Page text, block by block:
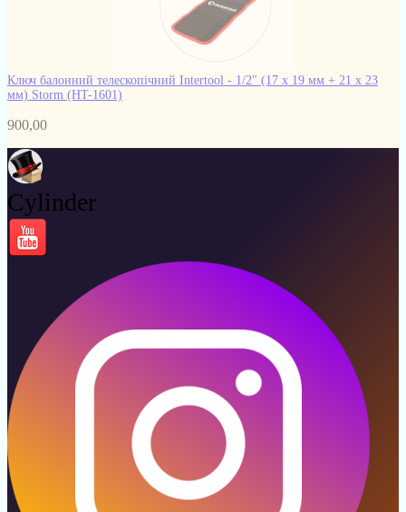
Ключ балонний телескопічний Intertool - 1/2" (17 x 19 мм + 21 x 23
мм) Storm (HT-1601)
900,00
Cylinder